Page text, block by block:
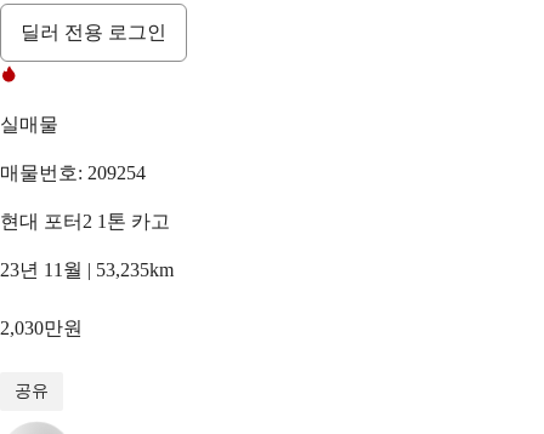
딜러 전용 로그인
실매물
매물번호: 209254
현대 포터2 1톤 카고
23년 11월 | 53,235km
2,030만원
공유
/11